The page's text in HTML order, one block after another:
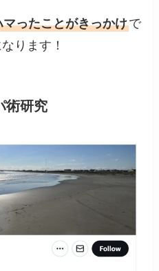
マったことがきっかけで
ります！
術研究